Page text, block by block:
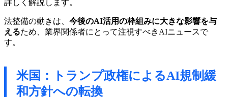
詳しく解説します。
法整備の動きは、 今後のAI活用の枠組みに大きな影響を与
えるため、業界関係者にとって注視すべきAIニュースで
す。
米国：トランプ政権によるAI規制緩
和方針への転換